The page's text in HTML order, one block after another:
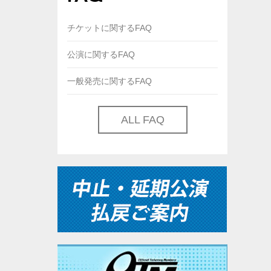
チケットに関するFAQ
公演に関するFAQ
一般発売に関するFAQ
ALL FAQ